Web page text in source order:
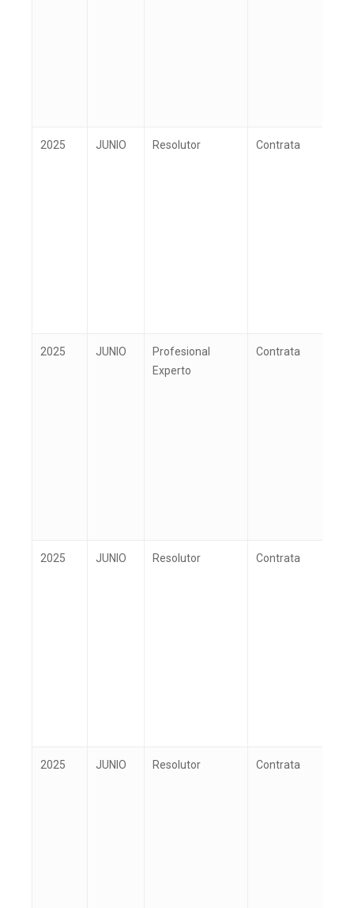
2025 JUNIO Resolutor Contrata
2025 JUNIO
Profesional
Experto
Contrata
2025 JUNIO Resolutor Contrata
2025 JUNIO Resolutor Contrata